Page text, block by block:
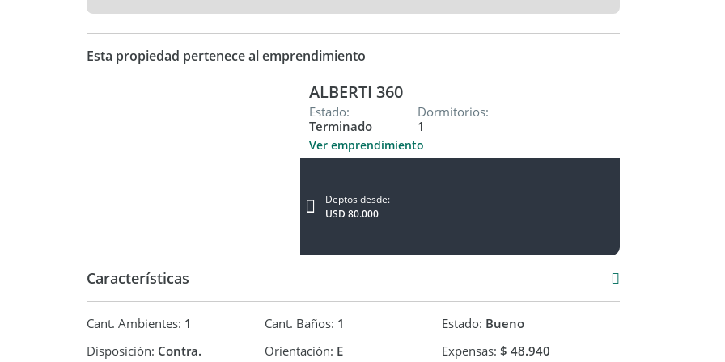
terminación!
AMENITIES:
Seguridad 24 hs.
Coordina una reunión con nuestro equipo comercial.
Palermo - Nuñez) AVISO LEGAL: Las descripciones arquitectónicas y funcionales, valores de
Esta propiedad pertenece al emprendimiento
ALBERTI 360
Estado:
Terminado
Dormitorios:
1
Ver emprendimiento
Deptos desde:
USD 80.000
Características
Cant. Ambientes: 1 Cant. Baños: 1 Estado: Bueno
Disposición: Contra. Orientación: E Expensas:$ 48.940